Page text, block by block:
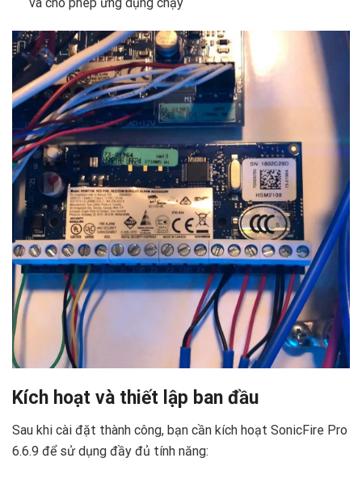
Kích hoạt và thiết lập ban đầu
Sau khi cài đặt thành công, bạn cần kích hoạt SonicFire Pro
6.6.9 để sử dụng đầy đủ tính năng: